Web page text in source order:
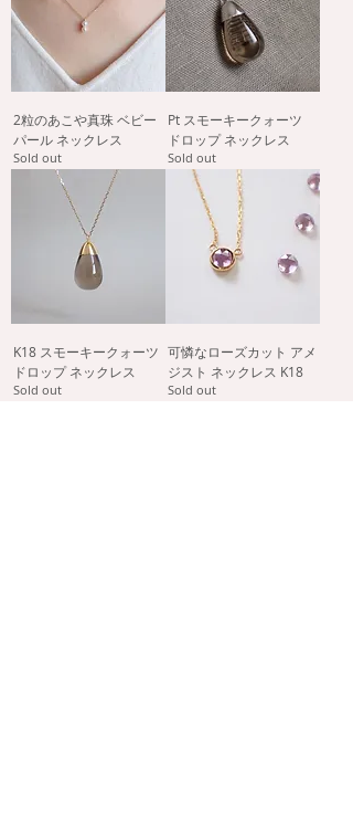
2粒のあこや真珠 ベビー
パール ネックレス
Sold out
Pt スモーキークォーツ
ドロップ ネックレス
Sold out
K18 スモーキークォーツ
ドロップ ネックレス
Sold out
可憐なローズカット アメ
ジスト ネックレス K18
Sold out